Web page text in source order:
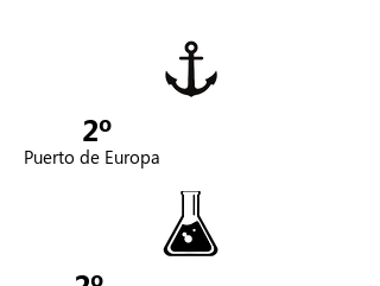
2º
Puerto de Europa